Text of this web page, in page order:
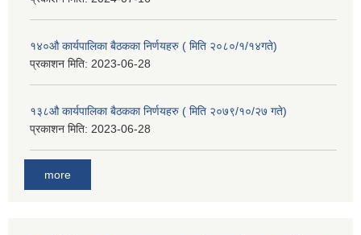
१४०औ कार्यपालिका बैठकका निर्णयहरु ( मिति २०८०/१/१४गते)
प्रकाशन मिति: 2023-06-28
१३८औ कार्यपालिका बैठकका निर्णयहरु ( मिति २०७९/१०/२७ गते)
प्रकाशन मिति: 2023-06-28
more